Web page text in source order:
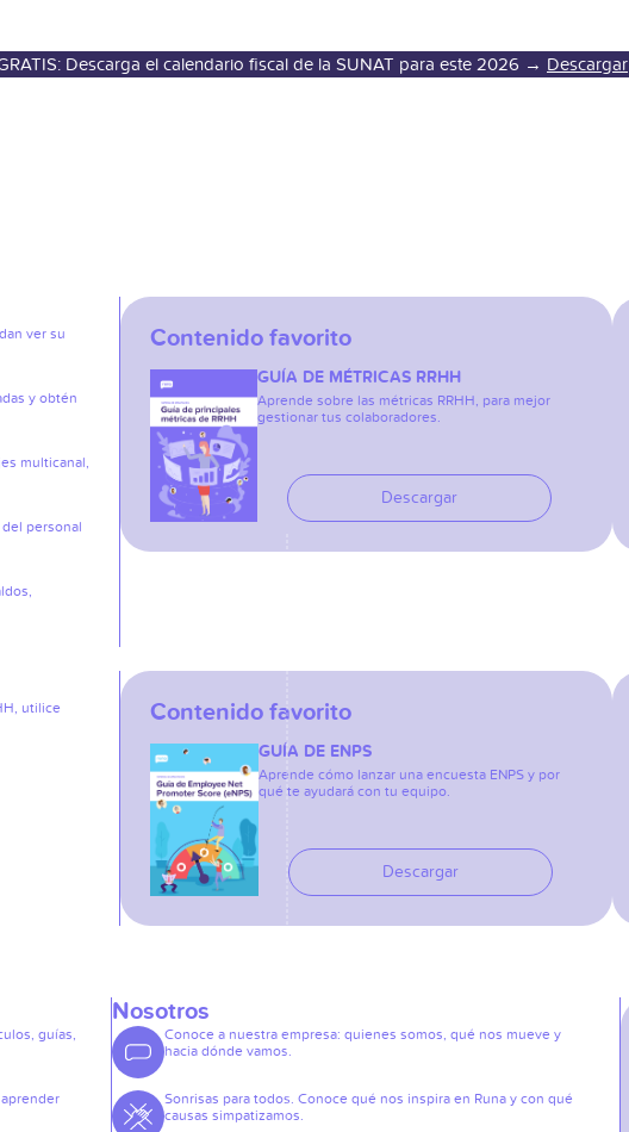
Descarga el calendario fiscal de la SUNAT para este 2026 → Descargar
ver su
y obtén
multicanal,
personal
Contenido favorito
GUÍA DE MÉTRICAS RRHH
Aprende sobre las métricas RRHH, para mejor
gestionar tus colaboradores.
Descargar
utilice
Contenido favorito
GUÍA DE ENPS
Aprende cómo lanzar una encuesta ENPS y por
qué te ayudará con tu equipo.
Descargar
guías,
Nosotros
Conoce a nuestra empresa: quienes somos, qué nos mueve y
hacia dónde vamos.
Sonrisas para todos. Conoce qué nos inspira en Runa y con qué
causas simpatizamos.